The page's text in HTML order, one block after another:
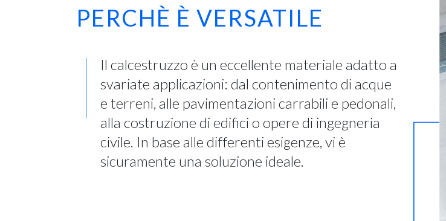
PERCHÈ È VERSATILE
Il calcestruzzo è un eccellente materiale adatto a
svariate applicazioni: dal contenimento di acque
e terreni, alle pavimentazioni carrabili e pedonali,
alla costruzione di edifici o opere di ingegneria
civile. In base alle differenti esigenze, vi è
sicuramente una soluzione ideale.